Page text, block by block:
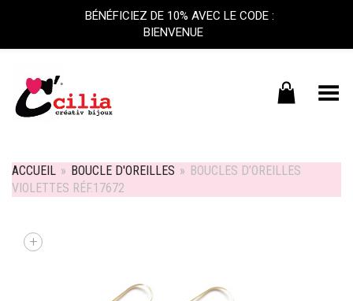
Basculer le menu
ACCUEIL » BOUCLE D'OREILLES » BOUCLES D’OREILLES
VIOLETTES RÉF.17672
+
BÉNÉFICIEZ DE 10% AVEC LE CODE :
BIENVENUE